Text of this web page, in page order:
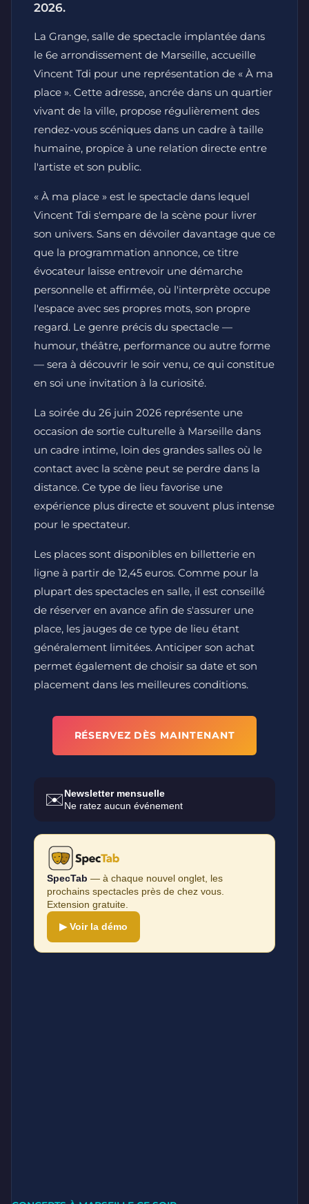
2026.
La Grange, salle de spectacle implantée dans
le 6e arrondissement de Marseille, accueille
Vincent Tdi pour une représentation de « À ma
place ». Cette adresse, ancrée dans un quartier
vivant de la ville, propose régulièrement des
rendez-vous scéniques dans un cadre à taille
humaine, propice à une relation directe entre
l'artiste et son public.
« À ma place » est le spectacle dans lequel
Vincent Tdi s'empare de la scène pour livrer
son univers. Sans en dévoiler davantage que ce
que la programmation annonce, ce titre
évocateur laisse entrevoir une démarche
personnelle et affirmée, où l'interprète occupe
l'espace avec ses propres mots, son propre
regard. Le genre précis du spectacle —
humour, théâtre, performance ou autre forme
— sera à découvrir le soir venu, ce qui constitue
en soi une invitation à la curiosité.
La soirée du 26 juin 2026 représente une
occasion de sortie culturelle à Marseille dans
un cadre intime, loin des grandes salles où le
contact avec la scène peut se perdre dans la
distance. Ce type de lieu favorise une
expérience plus directe et souvent plus intense
pour le spectateur.
Les places sont disponibles en billetterie en
ligne à partir de 12,45 euros. Comme pour la
plupart des spectacles en salle, il est conseillé
de réserver en avance afin de s'assurer une
place, les jauges de ce type de lieu étant
généralement limitées. Anticiper son achat
permet également de choisir sa date et son
placement dans les meilleures conditions.
RÉSERVEZ DÈS MAINTENANT
✉️Newsletter mensuelle
Ne ratez aucun événement
SpecTab — à chaque nouvel onglet, les
prochains spectacles près de chez vous.
Extension gratuite.
▶ Voir la démo